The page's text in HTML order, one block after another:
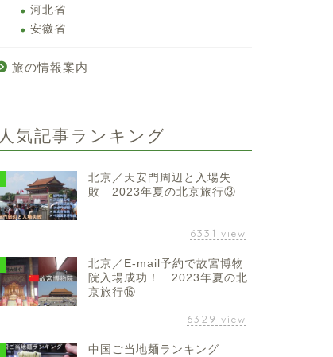
河北省
安徽省
旅の情報案内
人気記事ランキング
北京／天安門周辺と入場失
敗 2023年夏の北京旅行③
6331 view
北京／E-mail予約で故宮博物
院入場成功！ 2023年夏の北
京旅行⑮
6329 view
中国ご当地麺ランキング